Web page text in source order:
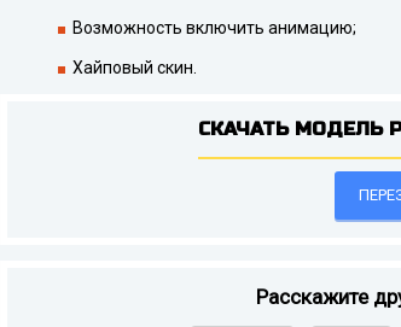
Возможность включить анимацию;
Хайповый скин.
СКАЧАТЬ МОДЕЛЬ
Расскажите